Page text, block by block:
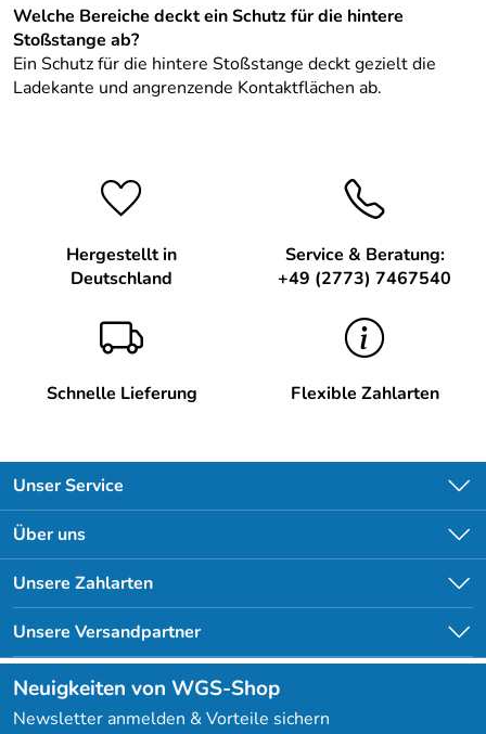
Welche Bereiche deckt ein Schutz für die hintere
Stoßstange ab?
Ein Schutz für die hintere Stoßstange deckt gezielt die
Ladekante und angrenzende Kontaktflächen ab.
Hergestellt in
Deutschland
Service & Beratung:
+49 (2773) 7467540
Schnelle Lieferung Flexible Zahlarten
Unser Service
Kontakt
Newsletter
Lieferbedingungen
Kundenlogin
Über uns
Unsere Bestseller
Angebote
Unsere Zahlarten
Unsere Versandpartner
Neuigkeiten von WGS-Shop
Newsletter anmelden & Vorteile sichern